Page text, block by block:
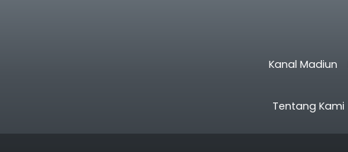
Kanal Madiun
Tentang Kami